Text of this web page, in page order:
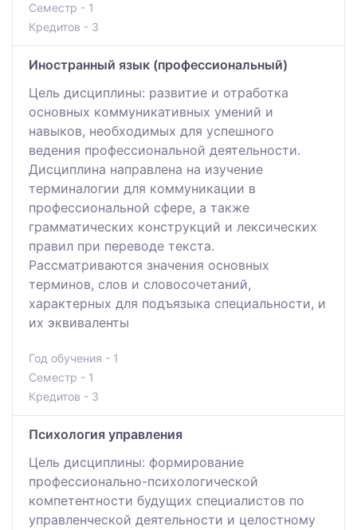
Семестр - 1
Кредитов - 3
Иностранный язык (профессиональный)
Цель дисциплины: развитие и отработка
основных коммуникативных умений и
навыков, необходимых для успешного
ведения профессиональной деятельности.
Дисциплина направлена на изучение
терминалогии для коммуникации в
профессиональной сфере, а также
грамматических конструкций и лексических
правил при переводе текста.
Рассматриваются значения основных
терминов, слов и словосочетаний,
характерных для подъязыка специальности, и
их эквиваленты
Год обучения - 1
Семестр - 1
Кредитов - 3
Психология управления
Цель дисциплины: формирование
профессионально-психологической
компетентности будущих специалистов по
управленческой деятельности и целостному